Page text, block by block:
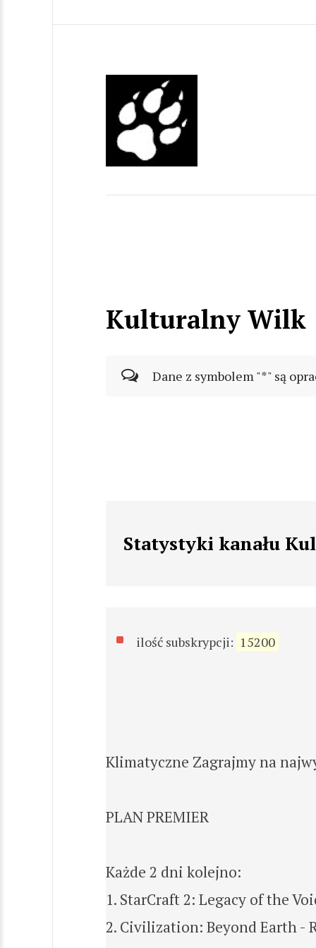
Kulturalny Wilk
Dane z symbolem "*" są
Statystyki kanału
ilość subskrypcji: 15200
Klimatyczne Zagrajmy na
PLAN PREMIER
Każde 2 dni kolejno:
1. StarCraft 2: Legacy of the
2. Civilization: Beyond Earth -